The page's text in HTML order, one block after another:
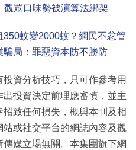
眾口味勢被演算法綁架
350蚊變2000蚊？網民不忿管
局：罪惡資本防不勝防
資分析技巧，只可作參考用
投資決定前理應審慎，並主
致任何損失，概與本刊及相
或社交平台的網誌內容及觀
媒立場無關。本集團旗下網